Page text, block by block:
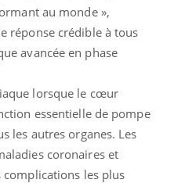
au monde »,
réponse crédible à tous
avancée en phase
lorsque le cœur
essentielle de pompe
les autres organes. Les
coronaires et
complications les plus